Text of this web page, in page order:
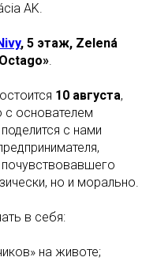
AK.
, 5 этаж, Zelená
.
10 августа,
с основателем
с нами
но и морально.
в себя:
на животе;